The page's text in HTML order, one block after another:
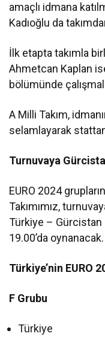
amaçlı idmana
Kadıoğlu da
İlk etapta takımla
Ahmetcan Kaplan
bölümünde
A Milli Takım,
selamlayarak stattan
Turnuvaya
EURO 2024
Takımımız,
Türkiye – Gürcistan
19.00’da oynanacak.
Türkiye’nin EURO
F Grubu
Türkiye